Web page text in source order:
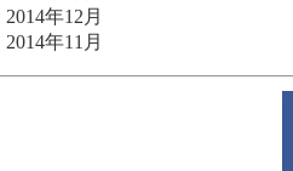
2014年12月
2014年11月